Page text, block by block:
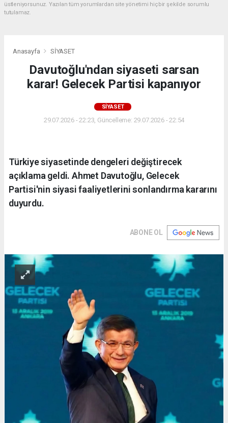
üstleniyorsunuz. Yazılan tüm yorumlardan site yönetimi hiçbir şekilde sorumlu
tutulamaz.
Anasayfa SİYASET
Davutoğlu'ndan siyaseti sarsan
karar! Gelecek Partisi kapanıyor
SİYASET
29.07.2026 - 22:23, Güncelleme: 29.07.2026 - 22:54
Türkiye siyasetinde dengeleri değiştirecek
açıklama geldi. Ahmet Davutoğlu, Gelecek
Partisi'nin siyasi faaliyetlerini sonlandırma kararını
duyurdu.
ABONE OL